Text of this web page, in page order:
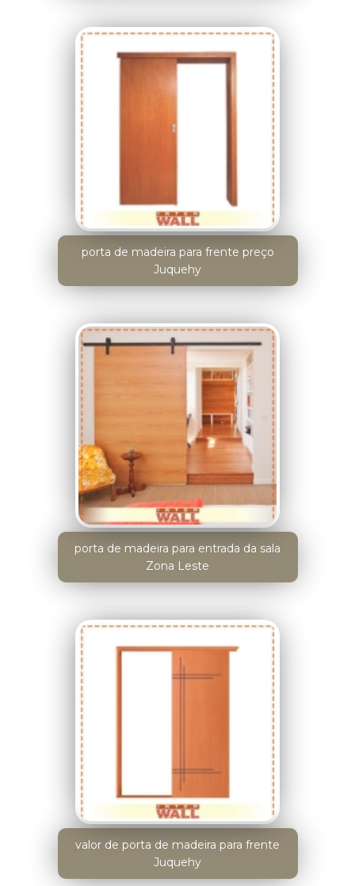
porta de madeira para frente preço
Juquehy
porta de madeira para entrada da sala
Zona Leste
valor de porta de madeira para frente
Juquehy